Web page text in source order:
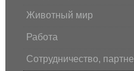
Животный мир
Работа
Сотрудничество,